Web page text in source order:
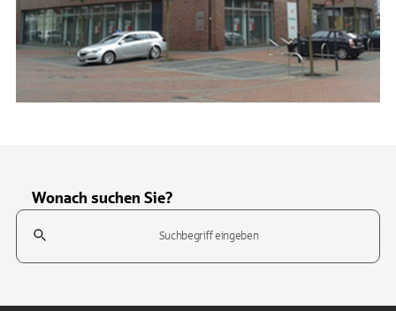
Wonach suchen Sie?
Suchfeld